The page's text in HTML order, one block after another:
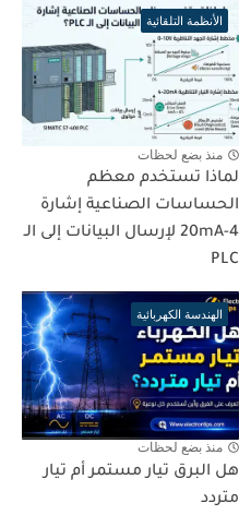
الأنظمة التلقائية
منذ بضع لحظات
لماذا تستخدم معظم
الحساسات الصناعية إشارة
4-20mA لإرسال البيانات إلى الـ
PLC
الهندسة الكهربائية
منذ بضع لحظات
هل البرق تيار مستمر أم تيار
متردد